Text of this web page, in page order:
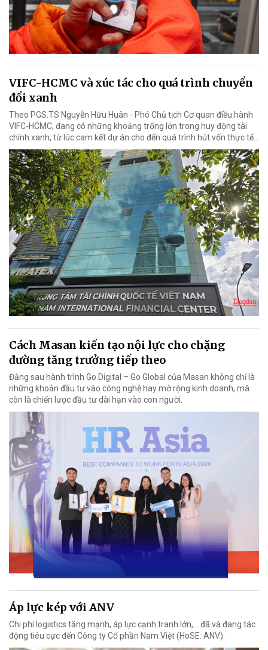
VIFC-HCMC và xúc tác cho quá trình chuyển
đổi xanh
Theo PGS.TS Nguyễn Hữu Huân - Phó Chủ tịch Cơ quan điều hành
VIFC-HCMC, đang có những khoảng trống lớn trong huy động tài
chính xanh, từ lúc cam kết dự án cho đến quá trình hút vốn thực tế...
Cách Masan kiến tạo nội lực cho chặng
đường tăng trưởng tiếp theo
Đằng sau hành trình Go Digital – Go Global của Masan không chỉ là
những khoản đầu tư vào công nghệ hay mở rộng kinh doanh, mà
còn là chiến lược đầu tư dài hạn vào con người.
Áp lực kép với ANV
Chi phí logistics tăng mạnh, áp lực cạnh tranh lớn,... đã và đang tác
động tiêu cực đến Công ty Cổ phần Nam Việt (HoSE: ANV).